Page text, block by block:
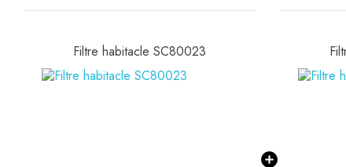
Filtre habitacle SC80023